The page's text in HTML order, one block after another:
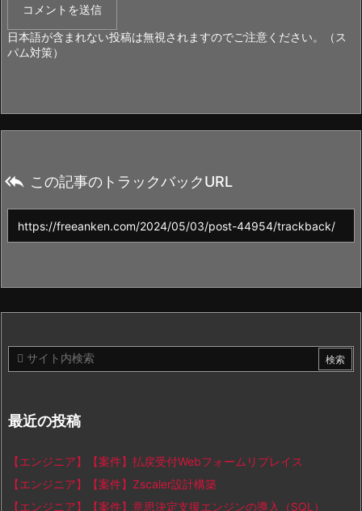
日本語が含まれない投稿は無視されますのでご注意ください。（ス
パム対策）
 この記事のトラックバックURL
最近の投稿
【エンジニア】【案件】払戻受付Webフォームリプレイス
【エンジニア】【案件】Zscaler設計構築
【エンジニア】【案件】意思決定支援エンジンの導入（SQL）